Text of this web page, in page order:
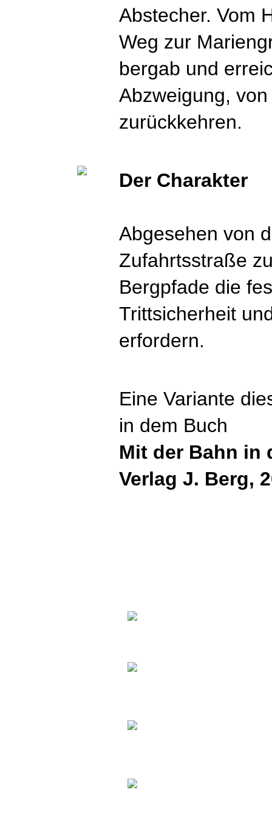
Abstecher. Vom
Weg zur
bergab und
Abzweigung,
zurückkehren.
Der Charakter
Abgesehen von
Zufahrtsstraße
Bergpfade die
Trittsicherheit
erfordern.
Eine Variante
in dem Buch
Mit der Bahn in
Verlag J. Berg,